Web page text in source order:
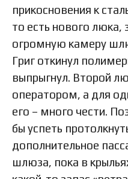
прикосновения к
то есть нового
огромную камеру
Григ откинул
выпрыгнул. Второй
оператором, а для
его – много чести.
бы успеть
дополнительное
шлюза, пока в